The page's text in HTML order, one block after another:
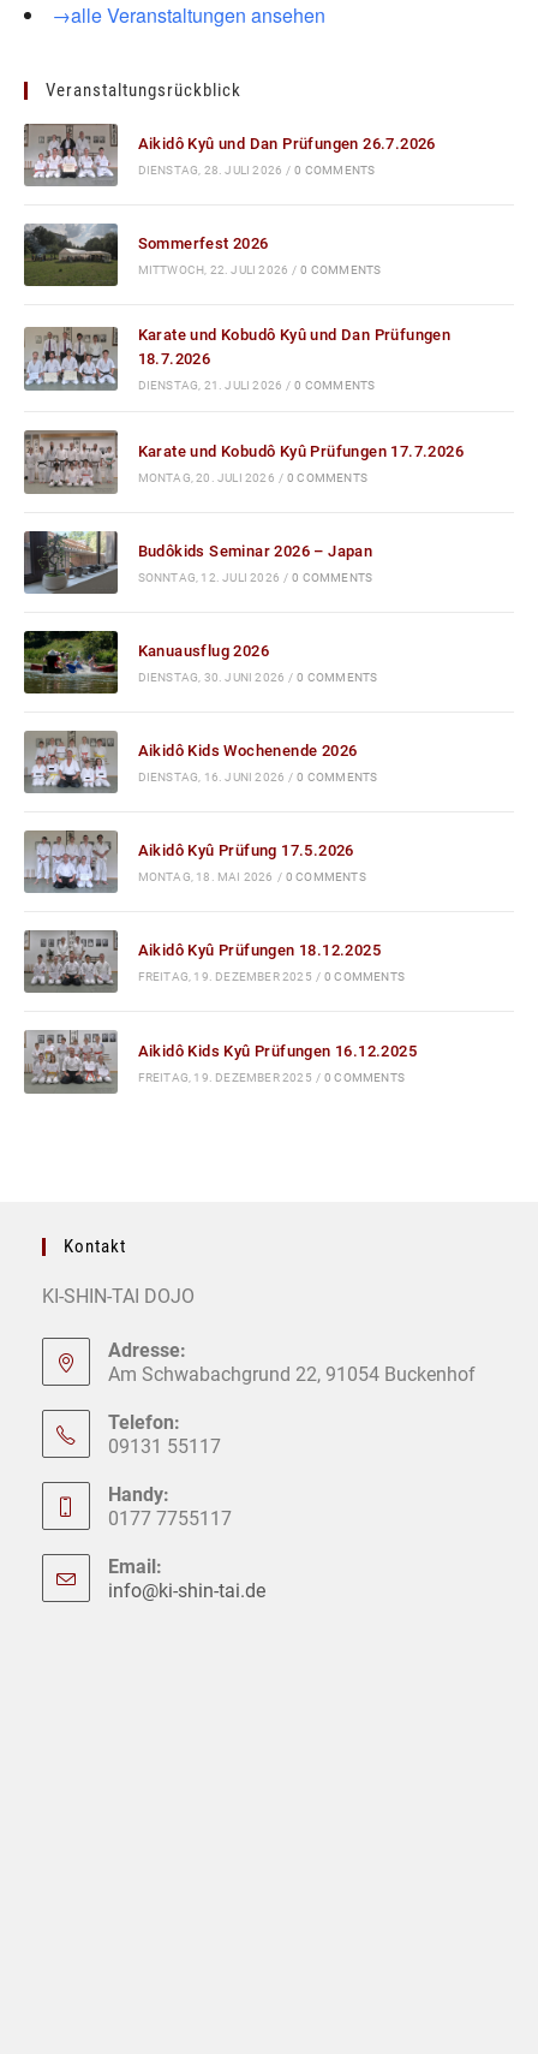
→alle Veranstaltungen ansehen
Veranstaltungsrückblick
Aikidô Kyû und Dan Prüfungen 26.7.2026
DIENSTAG, 28. JULI 2026 / 0 COMMENTS
Sommerfest 2026
MITTWOCH, 22. JULI 2026 / 0 COMMENTS
Karate und Kobudô Kyû und Dan Prüfungen
18.7.2026
DIENSTAG, 21. JULI 2026 / 0 COMMENTS
Karate und Kobudô Kyû Prüfungen 17.7.2026
MONTAG, 20. JULI 2026 / 0 COMMENTS
Budôkids Seminar 2026 – Japan
SONNTAG, 12. JULI 2026 / 0 COMMENTS
Kanuausflug 2026
DIENSTAG, 30. JUNI 2026 / 0 COMMENTS
Aikidô Kids Wochenende 2026
DIENSTAG, 16. JUNI 2026 / 0 COMMENTS
Aikidô Kyû Prüfung 17.5.2026
MONTAG, 18. MAI 2026 / 0 COMMENTS
Aikidô Kyû Prüfungen 18.12.2025
FREITAG, 19. DEZEMBER 2025 / 0 COMMENTS
Aikidô Kids Kyû Prüfungen 16.12.2025
FREITAG, 19. DEZEMBER 2025 / 0 COMMENTS
Kontakt
KI-SHIN-TAI DOJO
Adresse:
Am Schwabachgrund 22, 91054 Buckenhof
Telefon:
09131 55117
Handy:
0177 7755117
Email:
info@ki-shin-tai.deOpens